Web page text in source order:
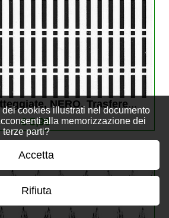
cookies illustrati nel documento
alla memorizzazione dei
parti?
Accetta
Rifiuta
NERO. Trasfere...
€ 5,99